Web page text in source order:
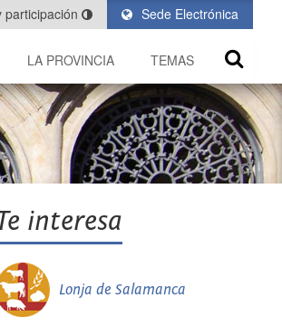
Sede Electrónica
participación
LA PROVINCIA TEMAS
interesa
Lonja de Salamanca